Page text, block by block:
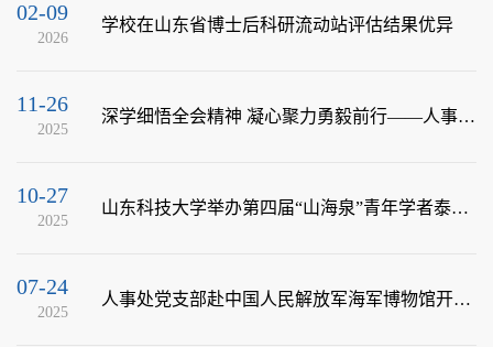
02-09
2026
学校在山东省博士后科研流动站评估结果优异
11-26
2025
深学细悟全会精神 凝心聚力勇毅前行——人事处党支部开展专题党课学习二十届四中全...
10-27
2025
山东科技大学举办第四届“山海泉”青年学者泰山国际论坛暨“博聚青岛·筑梦山科”博...
07-24
2025
人事处党支部赴中国人民解放军海军博物馆开展主题党日活动